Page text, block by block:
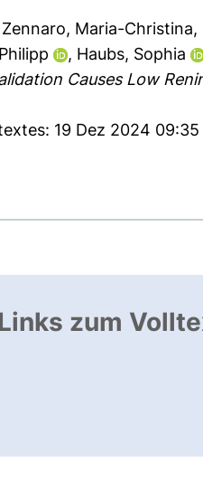
Zennaro, Maria-Christina,
, Haubs, Sophia
Causes Low
19 Dez 2024 09:35
zum
öffnet neues Fenster